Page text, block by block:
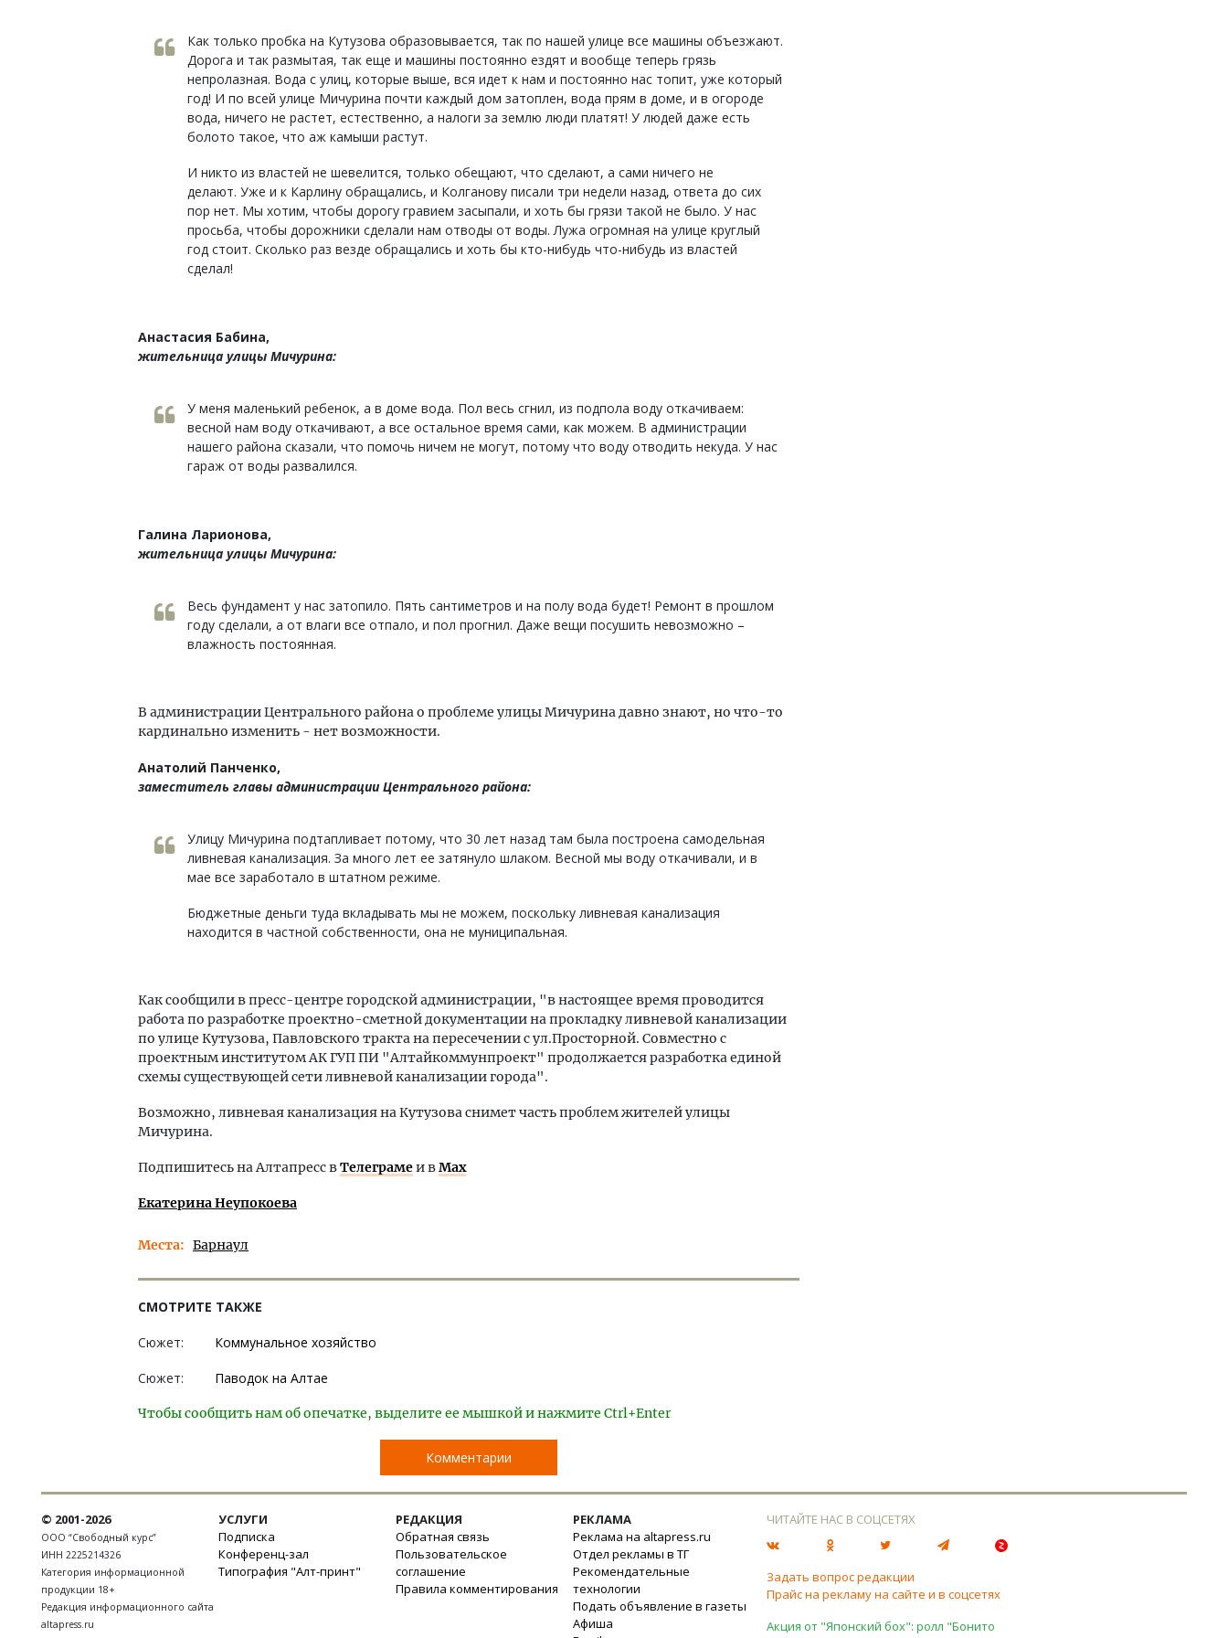
Как только пробка на Кутузова образовывается, так по нашей улице все машины объезжают.
Дорога и так размытая, так еще и машины постоянно ездят и вообще теперь грязь
непролазная. Вода с улиц, которые выше, вся идет к нам и постоянно нас топит, уже который
год! И по всей улице Мичурина почти каждый дом затоплен, вода прям в доме, и в огороде
вода, ничего не растет, естественно, а налоги за землю люди платят! У людей даже есть
болото такое, что аж камыши растут.
И никто из властей не шевелится, только обещают, что сделают, а сами ничего не
делают. Уже и к Карлину обращались, и Колганову писали три недели назад, ответа до сих
пор нет. Мы хотим, чтобы дорогу гравием засыпали, и хоть бы грязи такой не было. У нас
просьба, чтобы дорожники сделали нам отводы от воды. Лужа огромная на улице круглый
год стоит. Сколько раз везде обращались и хоть бы кто-нибудь что-нибудь из властей
сделал!
Анастасия Бабина,
жительница улицы Мичурина:
У меня маленький ребенок, а в доме вода. Пол весь сгнил, из подпола воду откачиваем:
весной нам воду откачивают, а все остальное время сами, как можем. В администрации
нашего района сказали, что помочь ничем не могут, потому что воду отводить некуда. У нас
гараж от воды развалился.
Галина Ларионова,
жительница улицы Мичурина:
Весь фундамент у нас затопило. Пять сантиметров и на полу вода будет! Ремонт в прошлом
году сделали, а от влаги все отпало, и пол прогнил. Даже вещи посушить невозможно –
влажность постоянная.
В администрации Центрального района о проблеме улицы Мичурина давно знают, но что-то
кардинально изменить - нет возможности.
Анатолий Панченко,
заместитель главы администрации Центрального района:
Улицу Мичурина подтапливает потому, что 30 лет назад там была построена самодельная
ливневая канализация. За много лет ее затянуло шлаком. Весной мы воду откачивали, и в
мае все заработало в штатном режиме.
Бюджетные деньги туда вкладывать мы не можем, поскольку ливневая канализация
находится в частной собственности, она не муниципальная.
Как сообщили в пресс-центре городской администрации, "в настоящее время проводится
работа по разработке проектно-сметной документации на прокладку ливневой канализации
по улице Кутузова, Павловского тракта на пересечении с ул.Просторной. Совместно с
проектным институтом АК ГУП ПИ "Алтайкоммунпроект" продолжается разработка единой
схемы существующей сети ливневой канализации города".
Возможно, ливневая канализация на Кутузова снимет часть проблем жителей улицы
Мичурина.
Подпишитесь на Алтапресс вТелеграмеи вMax
Екатерина Неупокоева
Места Барнаул
СМОТРИТЕ ТАКЖЕ
Сюжет: Коммунальное хозяйство
Сюжет: Паводок на Алтае
Чтобы сообщить нам об опечатке, выделите ее мышкой и нажмите Ctrl+Enter
Комментарии
© 2001-2026
ООО “Свободный курс”
ИНН 2225214326
Категория информационной
продукции 18+
Редакция информационного сайта
altapress.ru
УСЛУГИ
Подписка
Конференц-зал
Типография "Алт-принт"
РЕДАКЦИЯ
Обратная связь
Пользовательское
соглашение
Правила комментирования
РЕКЛАМА
Реклама на altapress.ru
Отдел рекламы в ТГ
Рекомендательные
технологии
Подать объявление в газеты
Афиша
ЧИТАЙТЕ НАС В СОЦСЕТЯХ
Задать вопрос редакции
Прайс на рекламу на сайте и в соцсетях
Акция от "Японский бох": ролл "Бонито